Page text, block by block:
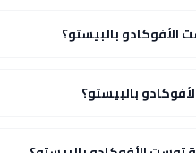
بالبيستو؟
بالبيستو؟